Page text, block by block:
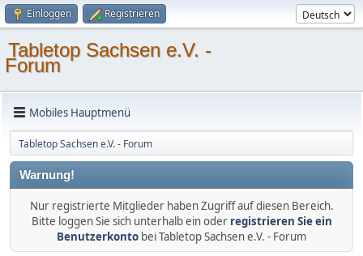
Einloggen Registrieren
Tabletop Sachsen e.V. -
Forum
Mobiles Hauptmenü
Tabletop Sachsen e.V. - Forum
Warnung!
Nur registrierte Mitglieder haben Zugriff auf diesen Bereich.
Bitte loggen Sie sich unterhalb ein oder registrieren Sie ein
Benutzerkonto bei Tabletop Sachsen e.V. - Forum